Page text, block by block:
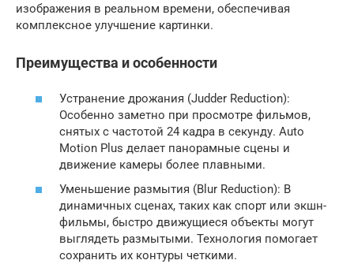
изображения в реальном времени, обеспечивая
комплексное улучшение картинки.
Преимущества и особенности
Устранение дрожания (Judder Reduction):
Особенно заметно при просмотре фильмов,
снятых с частотой 24 кадра в секунду. Auto
Motion Plus делает панорамные сцены и
движение камеры более плавными.
Уменьшение размытия (Blur Reduction): В
динамичных сценах, таких как спорт или экшн-
фильмы, быстро движущиеся объекты могут
выглядеть размытыми. Технология помогает
сохранить их контуры четкими.